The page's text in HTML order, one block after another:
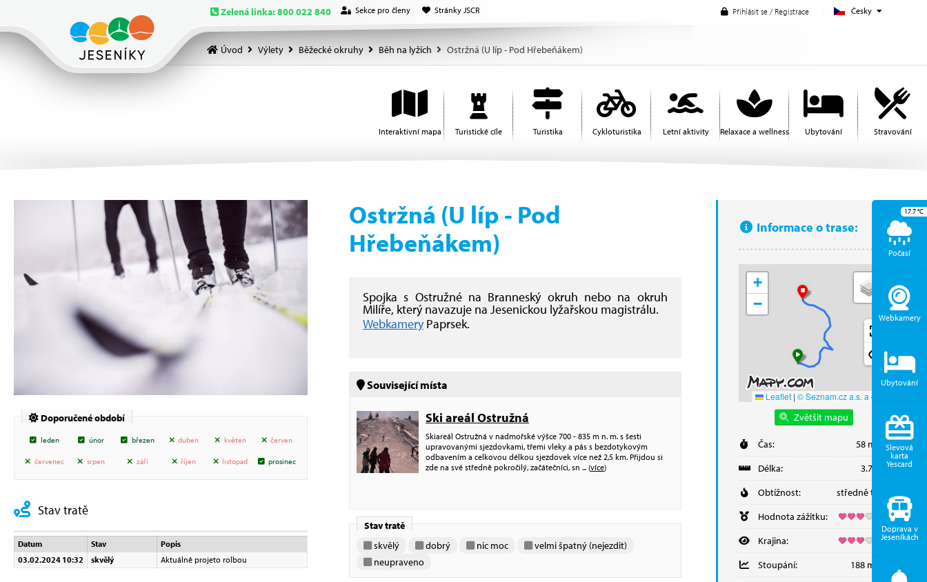
Česky
Přihlásit se / Registrace
Zelená linka: 800 022 840 Sekce pro členy Stránky JSCR
Úvod Výlety Běžecké okruhy Běh na lyžích Ostržná (U líp - Pod Hřebeňákem)
Interaktivní mapa Turistické cíle Turistika Cykloturistika Letní aktivity Relaxace a wellness Ubytování Stravování
Doporučené období
leden únor březen duben květen červen
červenec srpen září říjen listopad prosinec
Stav tratě
Datum Stav
Popis
03.02.2024 10:32
skvělý Aktuálně projeto rolbou
Informace o trase:
+
−
Leaflet | © Seznam.cz a.s. a další
Zvětšit mapu
Čas:
58 minut
Délka:
3.73 km
Obtížnost:
středně těžká
Hodnota zážitku:
Krajina:
Stoupání:
188 metrů
Ostržná (U líp - Pod
Hřebeňákem)
Spojka s Ostružné na Branneský okruh nebo na okruh
Milíře, který navazuje na Jesenickou lyžařskou magistrálu.
WebkameryPaprsek.
Související místa
Ski areál Ostružná
Skiareál Ostružná v nadmořské výšce 700 - 835 m n. m. s šesti
upravovanými sjezdovkami, třemi vleky a pás s bezdotykovým
odbavením a celkovou délkou sjezdovek více než 2,5 km. Přijdou si
zde na své středně pokročilý, začátečníci, sn ... (více)
Stav tratě
skvělý
dobrý nic moc
velmi špatný (nejezdit)
neupraveno
Počasí
17.7°C
Webkamery
Ubytování
Slevová
karta
Yescard
Doprava v
Jeseníkách